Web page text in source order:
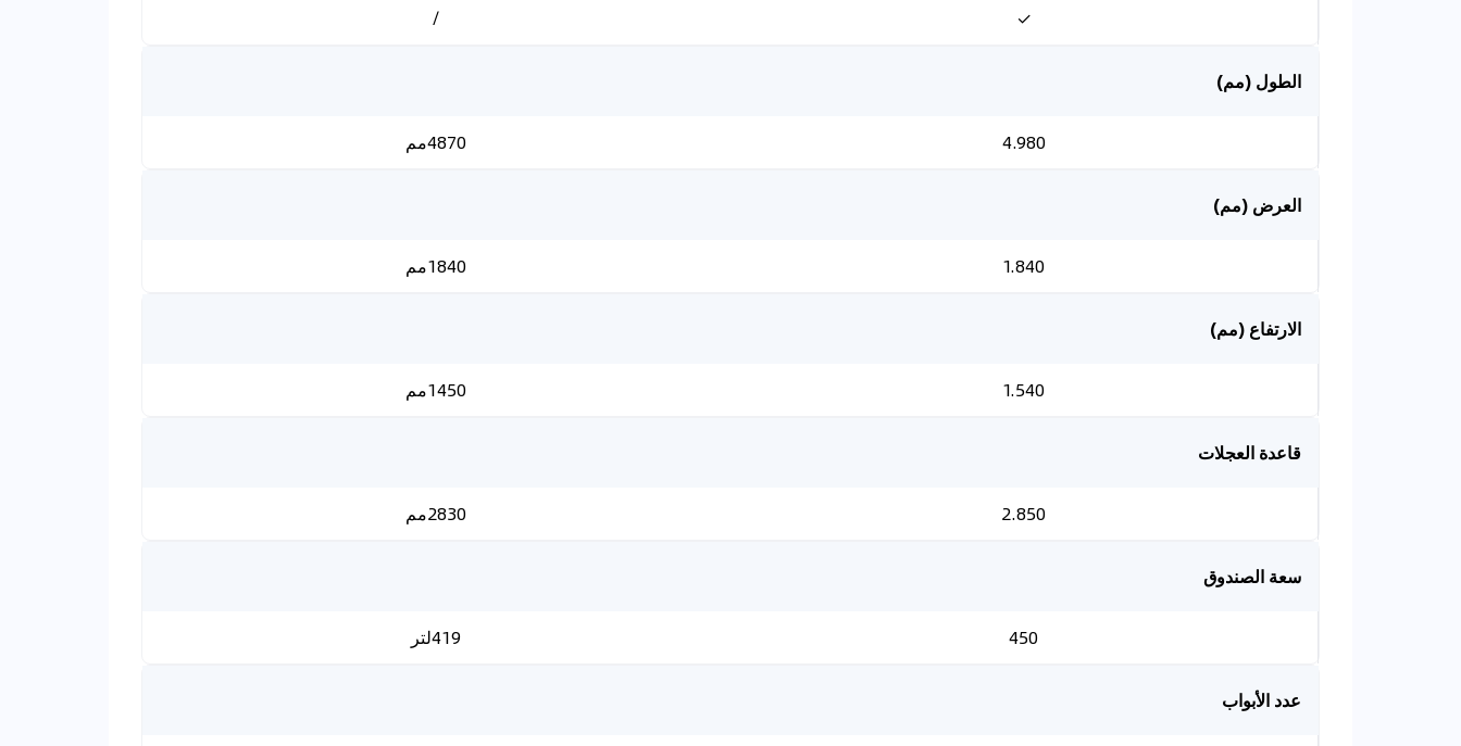
✓
/
الطول (مم)
4.980 4870مم
العرض (مم)
1.840 1840مم
الارتفاع (مم)
1.540 1450مم
قاعدة العجلات
2.850 2830مم
سعة الصندوق
450 419لتر
عدد الأبواب